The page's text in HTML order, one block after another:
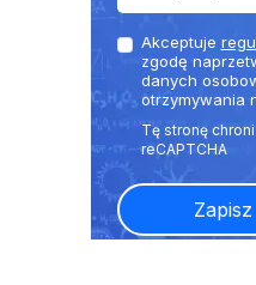
Akceptuje
zgodę
danych
otrzymywania